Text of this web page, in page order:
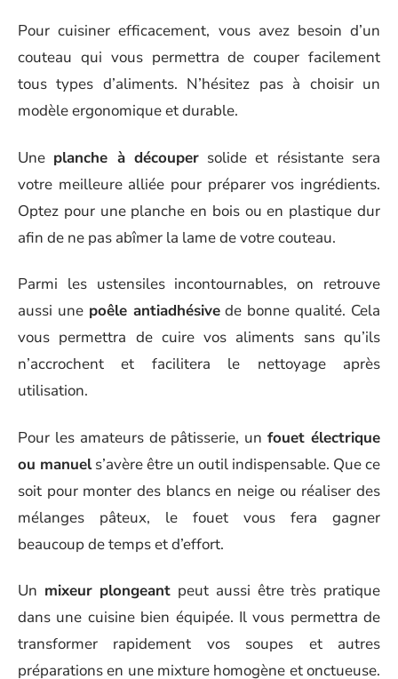
Pour cuisiner efficacement, vous avez besoin d’un
couteau qui vous permettra de couper facilement
tous types d’aliments. N’hésitez pas à choisir un
modèle ergonomique et durable.
Une planche à découpersolide et résistante sera
votre meilleure alliée pour préparer vos ingrédients.
Optez pour une planche en bois ou en plastique dur
afin de ne pas abîmer la lame de votre couteau.
Parmi les ustensiles incontournables, on retrouve
aussi une poêle antiadhésivede bonne qualité. Cela
vous permettra de cuire vos aliments sans qu’ils
n’accrochent et facilitera le nettoyage après
utilisation.
Pour les amateurs de pâtisserie, unfouet électrique
ou manuels’avère être un outil indispensable. Que ce
soit pour monter des blancs en neige ou réaliser des
mélanges pâteux, le fouet vous fera gagner
beaucoup de temps et d’effort.
Un mixeur plongeant peut aussi être très pratique
dans une cuisine bien équipée. Il vous permettra de
transformer rapidement vos soupes et autres
préparations en une mixture homogène et onctueuse.